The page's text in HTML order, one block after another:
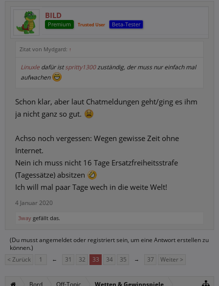
BILD
Premium Trusted User Beta-Tester
Zitat von Mydgard: ↑
Linuxle dafür istspritty1300zuständig, der muss nur einfach mal
aufwachen
Schon klar, aber laut Chatmeldungen geht/ging es ihm
ja nicht ganz so gut.
Achso noch vergessen: Wegen gewisse Zeit ohne
Internet.
Nein ich muss nicht 16 Tage Ersatzfreiheitsstrafe
(Tagessätze) absitzen
Ich will mal paar Tage wech in die weite Welt!
4 Januar 2020
3way gefällt das.
(Du musst angemeldet oder registriert sein, um eine Antwort erstellen zu
können.)
< Zurück
1 ← 31 32 33 34 35 → 37 Weiter >
Bord Off-Topic Wetten & Gewinnspiele